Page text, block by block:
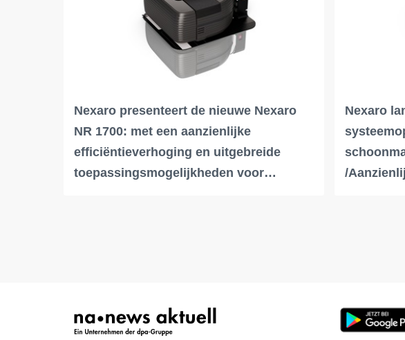
Nexaro presenteert de nieuwe Nexaro
NR 1700: met een aanzienlijke
efficiëntieverhoging en uitgebreide
toepassingsmogelijkheden voor…
Nexaro
/